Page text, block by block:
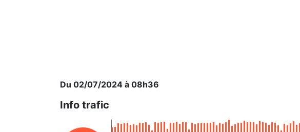
Du 02/07/2024 à 08h36
Info trafic